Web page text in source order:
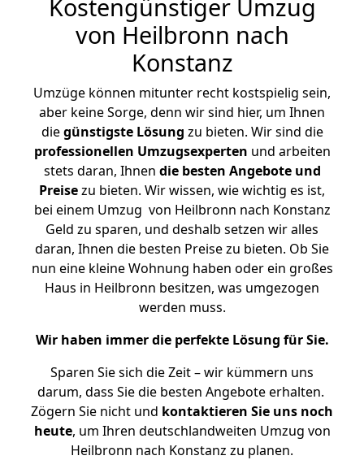
Kostengünstiger Umzug
von Heilbronn nach
Konstanz
Umzüge können mitunter recht kostspielig sein,
aber keine Sorge, denn wir sind hier, um Ihnen
diegünstigste Lösung zu bieten. Wir sind die
professionellen Umzugsexperten und arbeiten
stets daran, Ihnen die besten Angebote und
Preisezu bieten. Wir wissen, wie wichtig es ist,
bei einem Umzug von Heilbronn nach Konstanz
Geld zu sparen, und deshalb setzen wir alles
daran, Ihnen die besten Preise zu bieten. Ob Sie
nun eine kleine Wohnung haben oder ein großes
Haus in Heilbronn besitzen, was umgezogen
werden muss.
Wir haben immer die perfekte Lösung für Sie.
Sparen Sie sich die Zeit – wir kümmern uns
darum, dass Sie die besten Angebote erhalten.
Zögern Sie nicht und kontaktieren Sie uns noch
heute, um Ihren deutschlandweiten Umzug von
Heilbronn nach Konstanz zu planen.